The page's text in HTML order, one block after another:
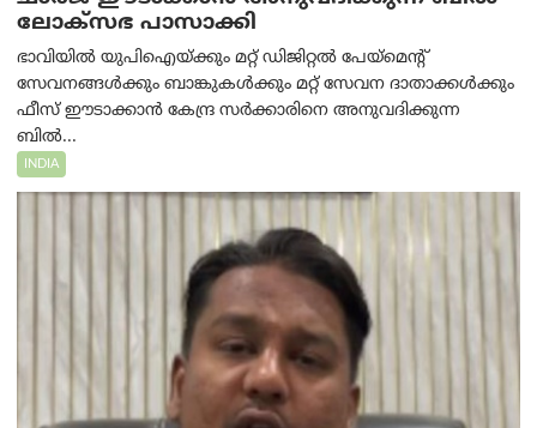
ലോക്‌സഭ പാസാക്കി
ഭാവിയിൽ യുപിഐയ്ക്കും മറ്റ് ഡിജിറ്റൽ പേയ്‌മെന്റ്
സേവനങ്ങൾക്കും ബാങ്കുകൾക്കും മറ്റ് സേവന ദാതാക്കൾക്കും
ഫീസ് ഈടാക്കാൻ കേന്ദ്ര സർക്കാരിനെ അനുവദിക്കുന്ന
ബിൽ...
INDIA